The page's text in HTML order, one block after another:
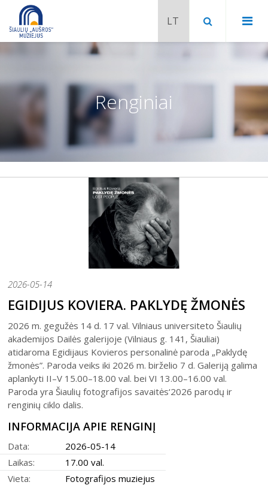
Chaimo Frenkelio vila-muziejus
Venclauskių namai-muziejus
Šiaulių istorijos muziejus
Dviračių muziejus
Radijo ir televizijos muziejus
Žaliūkių malūnininko sodyba-muziejus
Poeto Jovaro namas-muziejus
Šiaulių istorijos muziejaus ekspozicija
Venclauskių namų-muziejaus ekspozicija
Chaimo Frenkelio vilos-muziejaus
Žaliūkių malūnininko sodybos-muziejaus
Dviračių muziejaus ekspozicija
Radijo ir televizijos muziejaus ekspozicija
Kilnojamos parodos
Virtualiosios parodos
Parodų archyvas
Virtualios galerijos
Padalinių darbo laikas
Kainoraštis
Mano ir mūsų istorija
Vaikams
Suaugusiesiems
Šiaulių m. sav. kultūros krepšelis
Kultūros pasas
Integruotos muziejinės pamokos
Rugpjūtis 2026
PR AN TR KE PE ŠE
3
4
10
11 12 13
Renginiai
2026-05-14
EGIDIJUS KOVIERA. PAKLYDĘ ŽMONĖS
2026 m. gegužės 14 d. 17 val. Vilniaus universiteto Šiaulių
akademijos Dailės galerijoje (Vilniaus g. 141, Šiauliai)
atidaroma Egidijaus Kovieros personalinė paroda „Paklydę
žmonės”. Paroda veiks iki 2026 m. birželio 7 d. Galeriją galima
aplankyti II–V 15.00–18.00 val. bei VI 13.00–16.00 val.
Paroda yra Šiaulių fotografijos savaitės‘2026 parodų ir
renginių ciklo dalis.
INFORMACIJA APIE RENGINĮ
Data:
2026-05-14
Laikas:
17.00 val.
Vieta:
Fotografijos muziejus